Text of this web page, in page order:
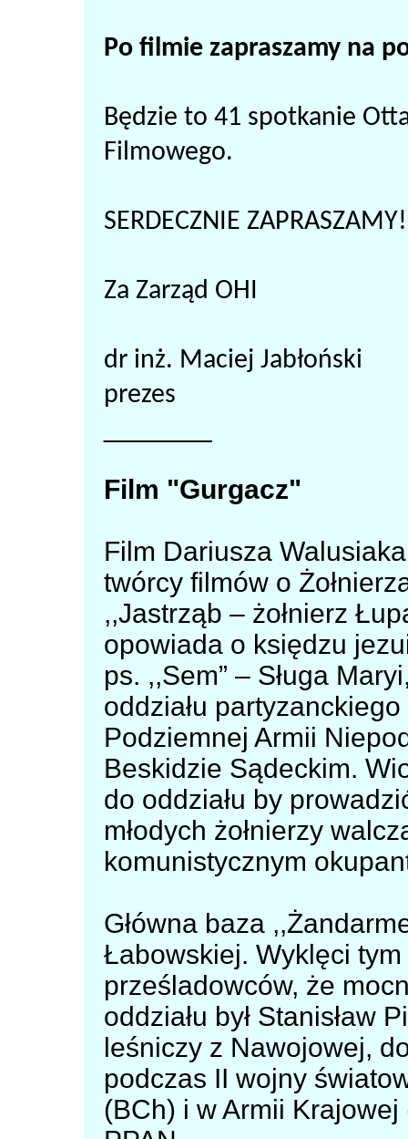
Po filmie zapraszamy na
Będzie to 41 spotkanie
Filmowego.
SERDECZNIE ZAPRASZAMY!
Za Zarząd OHI
dr inż. Maciej Jabłoński
prezes
Film "Gurgacz"
Film Dariusza
twórcy filmów o
,,Jastrząb – żołnierz
opowiada o księdzu
ps. ,,Sem” – Sługa
oddziału
Podziemnej Armii
Beskidzie Sądeckim.
do oddziału by
młodych żołnierzy
komunistycznym
Główna baza
Łabowskiej. Wyklęci
prześladowców, że
oddziału był Stanisław
leśniczy z Nawojowej,
podczas II wojny
(BCh) i w Armii